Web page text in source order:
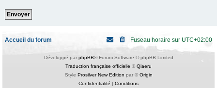
Accueil du forum Fuseau horaire sur UTC+02:00
Développé par phpBB® Forum Software © phpBB Limited
Traduction française officielle ©Qiaeru
Style Prosilver New Edition par ©Origin
Confidentialité
Conditions